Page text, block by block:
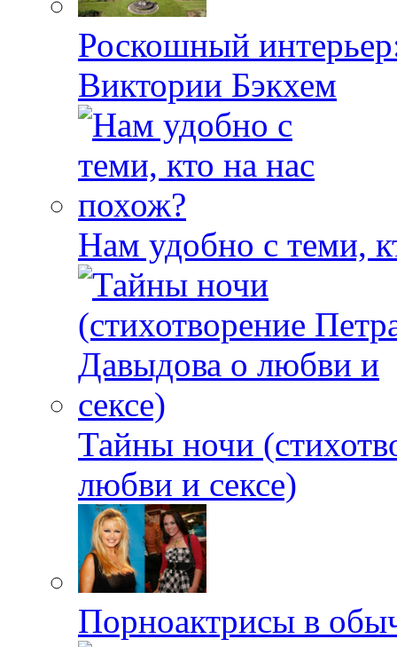
Роскошный
Виктории Бэкхем
Нам удобно с теми,
Тайны ночи
любви и сексе)
Порноактрисы в